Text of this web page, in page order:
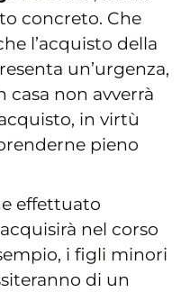
concreto. Che
l’acquisto della
un’urgenza,
casa non avverrà
in virtù
pieno
effettuato
nel corso
i figli minori
di un